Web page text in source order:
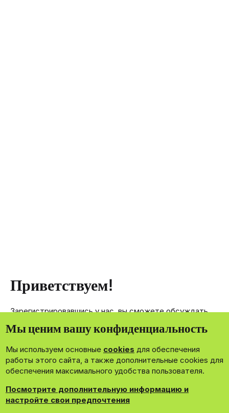
Приветствуем!
Зарегистрировавшись у нас, вы сможете обсуждать,
членам нашего сообщества.
Зарегистрироваться сейчас!
Мы ценим вашу конфиденциальность
Мы используем основные cookies для обеспечения
работы этого сайта, а также дополнительные cookies для
обеспечения максимального удобства пользователя.
Посмотрите дополнительную информацию и
настройте свои предпочтения